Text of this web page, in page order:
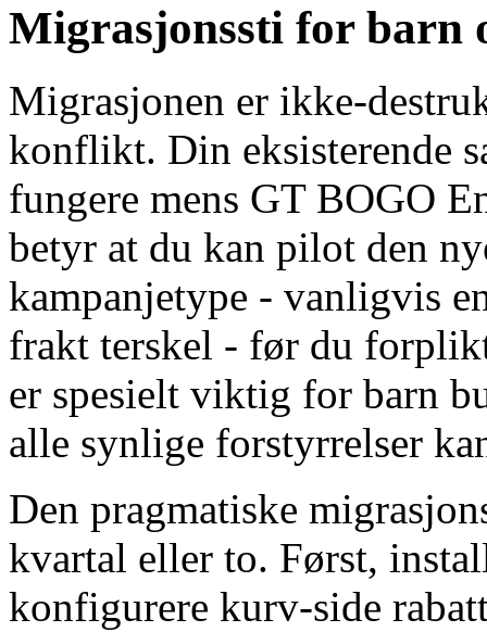
Migrasjonssti for barn
Migrasjonen er ikke-
konflikt. Din eksisterende
fungere mens GT BOGO
betyr at du kan pilot den
kampanjetype - vanligvis
frakt terskel - før du
er spesielt viktig for barn
alle synlige forstyrrelser
Den pragmatiske
kvartal eller to. Først,
konfigurere kurv-side